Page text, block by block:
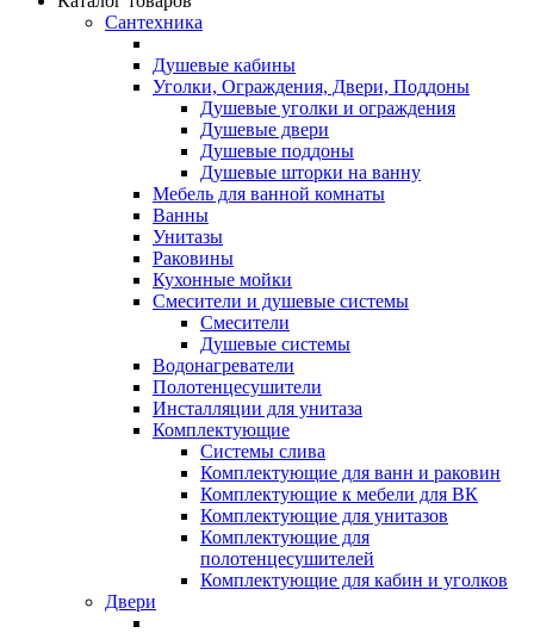
Сантехника
Душевые кабины
Уголки, Ограждения, Двери, Поддоны
Душевые уголки и ограждения
Душевые двери
Душевые поддоны
Душевые шторки на ванну
Мебель для ванной комнаты
Ванны
Унитазы
Раковины
Кухонные мойки
Смесители и душевые системы
Смесители
Душевые системы
Водонагреватели
Полотенцесушители
Инсталляции для унитаза
Комплектующие
Системы слива
Комплектующие для ванн и раковин
Комплектующие к мебели для ВК
Комплектующие для унитазов
Комплектующие для
полотенцесушителей
Комплектующие для кабин и уголков
Двери